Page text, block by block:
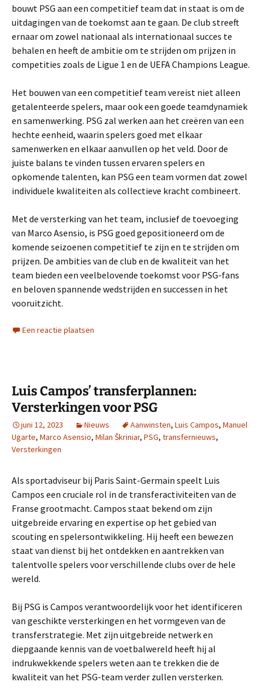
bouwt PSG aan een competitief team dat in staat is om de
uitdagingen van de toekomst aan te gaan. De club streeft
ernaar om zowel nationaal als internationaal succes te
behalen en heeft de ambitie om te strijden om prijzen in
competities zoals de Ligue 1 en de UEFA Champions League.
Het bouwen van een competitief team vereist niet alleen
getalenteerde spelers, maar ook een goede teamdynamiek
en samenwerking. PSG zal werken aan het creëren van een
hechte eenheid, waarin spelers goed met elkaar
samenwerken en elkaar aanvullen op het veld. Door de
juiste balans te vinden tussen ervaren spelers en
opkomende talenten, kan PSG een team vormen dat zowel
individuele kwaliteiten als collectieve kracht combineert.
Met de versterking van het team, inclusief de toevoeging
van Marco Asensio, is PSG goed gepositioneerd om de
komende seizoenen competitief te zijn en te strijden om
prijzen. De ambities van de club en de kwaliteit van het
team bieden een veelbelovende toekomst voor PSG-fans
en beloven spannende wedstrijden en successen in het
vooruitzicht.
Een reactie plaatsen
Luis Campos’ transferplannen:
Versterkingen voor PSG
juni 12, 2023 Nieuws Aanwinsten, Luis Campos, Manuel
Ugarte, Marco Asensio, Milan Škriniar, PSG, transfernieuws,
Versterkingen
Als sportadviseur bij Paris Saint-Germain speelt Luis
Campos een cruciale rol in de transferactiviteiten van de
Franse grootmacht. Campos staat bekend om zijn
uitgebreide ervaring en expertise op het gebied van
scouting en spelersontwikkeling. Hij heeft een bewezen
staat van dienst bij het ontdekken en aantrekken van
talentvolle spelers voor verschillende clubs over de hele
wereld.
Bij PSG is Campos verantwoordelijk voor het identificeren
van geschikte versterkingen en het vormgeven van de
transferstrategie. Met zijn uitgebreide netwerk en
diepgaande kennis van de voetbalwereld heeft hij al
indrukwekkende spelers weten aan te trekken die de
kwaliteit van het PSG-team verder zullen versterken.